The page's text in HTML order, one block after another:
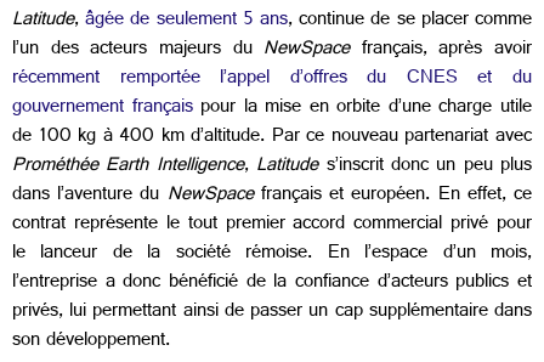
Latitude,âgée de seulement 5 ans, continue de se placer comme
l’un des acteurs majeurs du NewSpacefrançais, après avoir
récemment remportée l’appel d’offres du CNES et du
gouvernement françaispour la mise en orbite d’une charge utile
de 100 kg à 400 km d’altitude. Par ce nouveau partenariat avec
Prométhée Earth Intelligence, Latitudes’inscrit donc un peu plus
dans l’aventure du NewSpacefrançais et européen. En effet, ce
contrat représente le tout premier accord commercial privé pour
le lanceur de la société rémoise. En l’espace d’un mois,
l’entreprise a donc bénéficié de la confiance d’acteurs publics et
privés, lui permettant ainsi de passer un cap supplémentaire dans
son développement.